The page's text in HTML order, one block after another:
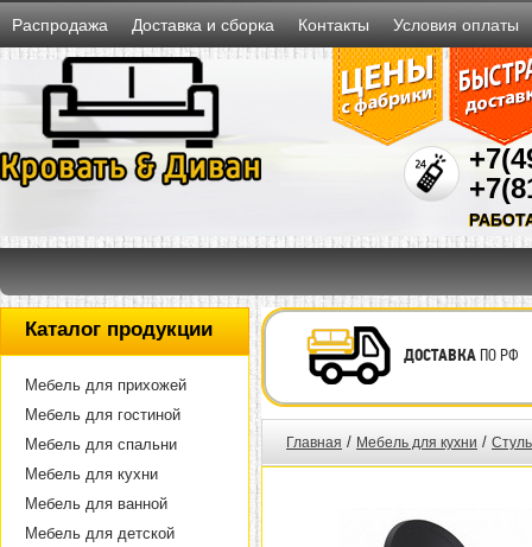
Распродажа Доставка и сборка Контакты Условия оплаты
Каталог продукции
Мебель для прихожей
Мебель для гостиной
Мебель для спальни
Мебель для кухни
Мебель для ванной
Мебель для детской
ДОСТАВКАПО РФ
Главная / Мебель для кухни /